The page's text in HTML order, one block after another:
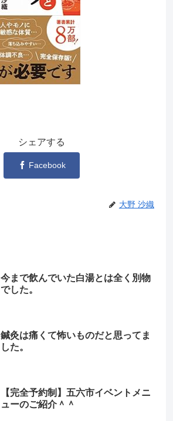
シェアする
Facebook
大野 沙織
今まで飲んでいた白湯とは全く別物
でした。
鍼灸は痛くて怖いものだと思ってま
した。
【完全予約制】五六市イベントメニ
ューのご紹介＾＾